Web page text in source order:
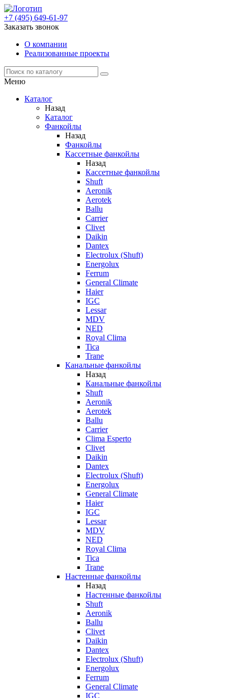
+7 (495) 649-61-97
Заказать звонок
О компании
Реализованные проекты
Меню
Каталог
Назад
Каталог
Фанкойлы
Назад
Фанкойлы
Кассетные фанкойлы
Назад
Кассетные фанкойлы
Shuft
Aeronik
Aerotek
Ballu
Carrier
Clivet
Daikin
Dantex
Electrolux (Shuft)
Energolux
Ferrum
General Climate
Haier
IGC
Lessar
MDV
NED
Royal Clima
Tica
Trane
Канальные фанкойлы
Назад
Канальные фанкойлы
Shuft
Aeronik
Aerotek
Ballu
Carrier
Clima Esperto
Clivet
Daikin
Dantex
Electrolux (Shuft)
Energolux
General Climate
Haier
IGC
Lessar
MDV
NED
Royal Clima
Tica
Trane
Настенные фанкойлы
Назад
Настенные фанкойлы
Shuft
Aeronik
Ballu
Clivet
Daikin
Dantex
Electrolux (Shuft)
Energolux
Ferrum
General Climate
IGC